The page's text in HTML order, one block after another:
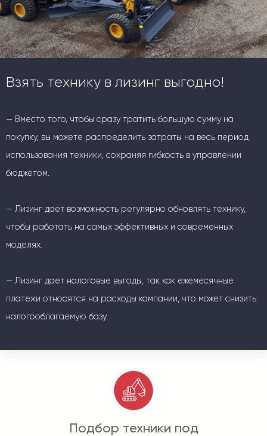
Взять технику в лизинг выгодно!
— Вместо того, чтобы сразу тратить большую сумму на
покупку, вы можете распределить затраты на весь период
использования техники, сохраняя гибкость в управлении
бюджетом.
— Лизинг дает возможность регулярно обновлять технику,
чтобы работать на самых эффективных и современных
моделях.
— Лизинг дает налоговые выгоды, так как ежемесячные
платежи относятся на расходы компании, что может снизить
налогооблагаемую базу.
Подбор техники под